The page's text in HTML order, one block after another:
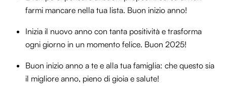
farmi mancare nella tua lista. Buon inizio anno!
Inizia il nuovo anno con tanta positività e trasforma
ogni giorno in un momento felice. Buon 2025!
Buon inizio anno a te e alla tua famiglia: che questo sia
il migliore anno, pieno di gioia e salute!